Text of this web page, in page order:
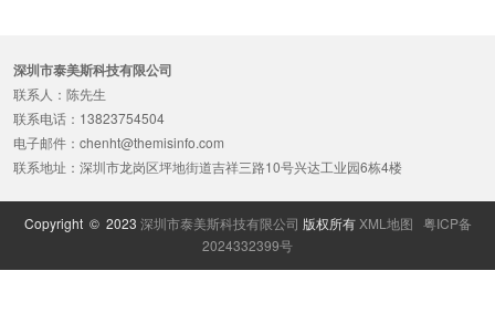
深圳市泰美斯科技有限公司
联系人：陈先生
联系电话：13823754504
电子邮件：chenht@themisinfo.com
联系地址：深圳市龙岗区坪地街道吉祥三路10号兴达工业园6栋4楼
Copyright © 2023 深圳市泰美斯科技有限公司 版权所有 XML地图 粤ICP备
2024332399号